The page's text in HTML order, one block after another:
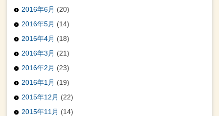
2016年6月 (20)
2016年5月 (14)
2016年4月 (18)
2016年3月 (21)
2016年2月 (23)
2016年1月 (19)
2015年12月 (22)
2015年11月 (14)